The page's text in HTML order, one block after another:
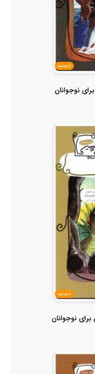
ناموجود
نوجوانان
ناموجود
نوجوانان